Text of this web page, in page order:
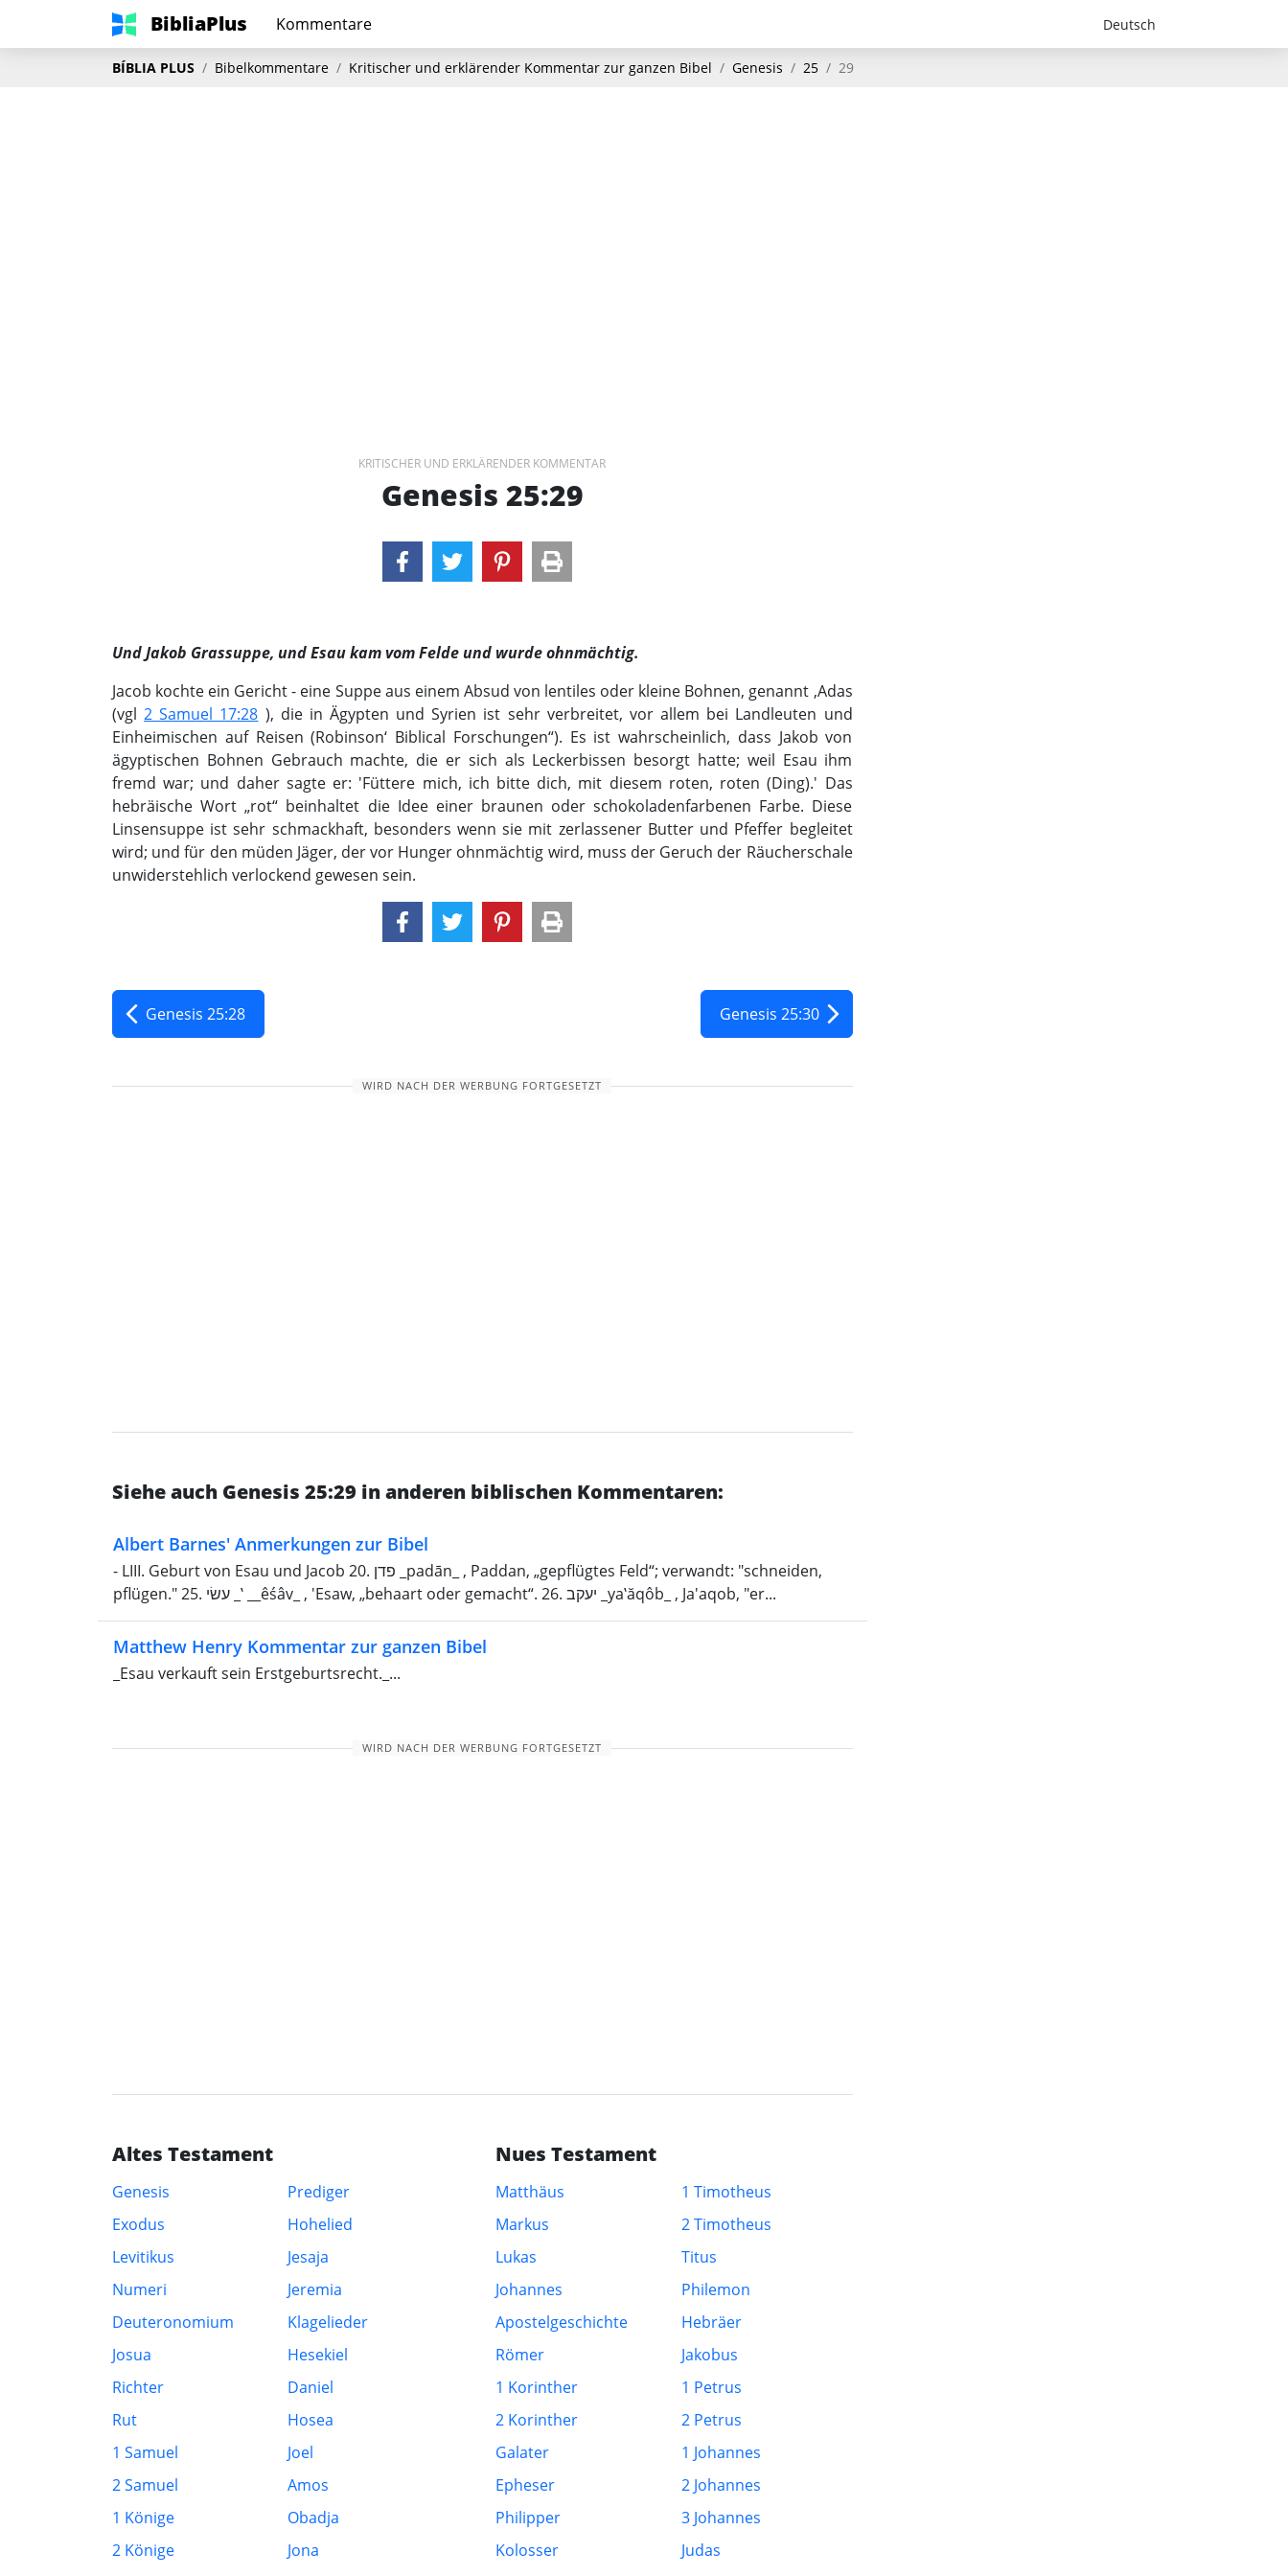
BibliaPlus Kommentare
BÍBLIA PLUS Bibelkommentare Kritischer und erklärender Kommentar zur ganzen Bibel Genesis 25 29
KRITISCHER UND ERKLÄRENDER KOMMENTAR
Genesis 25:29
Und Jakob Grassuppe, und Esau kam vom Felde und wurde ohnmächtig.
Jacob kochte ein Gericht - eine Suppe aus einem Absud von lentiles oder kleine Bohnen, genannt ‚Adas
(vgl2 Samuel 17:28 ), die in Ägypten und Syrien ist sehr verbreitet, vor allem bei Landleuten und
Einheimischen auf Reisen (Robinson‘ Biblical Forschungen“). Es ist wahrscheinlich, dass Jakob von
ägyptischen Bohnen Gebrauch machte, die er sich als Leckerbissen besorgt hatte; weil Esau ihm
fremd war; und daher sagte er: 'Füttere mich, ich bitte dich, mit diesem roten, roten (Ding).' Das
hebräische Wort „rot“ beinhaltet die Idee einer braunen oder schokoladenfarbenen Farbe. Diese
Linsensuppe ist sehr schmackhaft, besonders wenn sie mit zerlassener Butter und Pfeffer begleitet
wird; und für den müden Jäger, der vor Hunger ohnmächtig wird, muss der Geruch der Räucherschale
unwiderstehlich verlockend gewesen sein.
Genesis 25:28 Genesis 25:30
WIRD NACH DER WERBUNG FORTGESETZT
Siehe auch Genesis 25:29 in anderen biblischen Kommentaren:
Albert Barnes' Anmerkungen zur Bibel
- LIII. Geburt von Esau und Jacob 20. פדן _padān_ , Paddan, „gepflügtes Feld“; verwandt: "schneiden,
pflügen." 25. עשׂי _‛ __êśâv_ , 'Esaw, „behaart oder gemacht“. 26. יעקב _ya‛ăqôb_ , Ja'aqob, "er...
Matthew Henry Kommentar zur ganzen Bibel
_Esau verkauft sein Erstgeburtsrecht._...
WIRD NACH DER WERBUNG FORTGESETZT
Altes Testament
Genesis
Exodus
Levitikus
Numeri
Deuteronomium
Josua
Richter
Rut
1 Samuel
2 Samuel
1 Könige
2 Könige
Prediger
Hohelied
Jesaja
Jeremia
Klagelieder
Hesekiel
Daniel
Hosea
Joel
Amos
Obadja
Jona
Nues Testament
Matthäus
Markus
Lukas
Johannes
Apostelgeschichte
Römer
1 Korinther
2 Korinther
Galater
Epheser
Philipper
Kolosser
1 Timotheus
2 Timotheus
Titus
Philemon
Hebräer
Jakobus
1 Petrus
2 Petrus
1 Johannes
2 Johannes
3 Johannes
Judas